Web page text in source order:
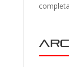
completa